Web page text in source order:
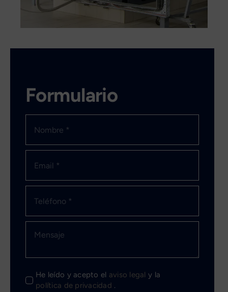
Formulario
He leído y acepto el aviso legal y la
política de privacidad .